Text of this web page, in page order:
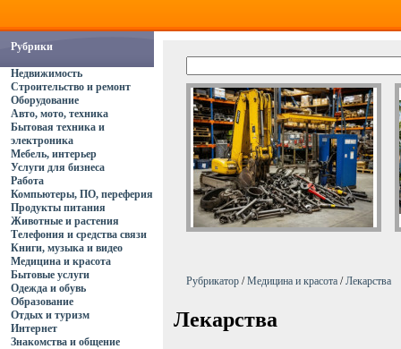
Рубрики
Недвижимость
Строительство и ремонт
Оборудование
Авто, мото, техника
Бытовая техника и
электроника
Мебель, интерьер
Услуги для бизнеса
Работа
Компьютеры, ПО, переферия
Продукты питания
Животные и растения
Телефония и средства связи
Книги, музыка и видео
Медицина и красота
Бытовые услуги
Одежда и обувь
Образование
Отдых и туризм
Интернет
Знакомства и общение
Рубрикатор /Медицина и красота /Лекарства
Лекарства